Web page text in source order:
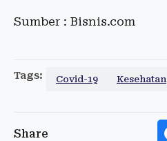
Sumber : Bisnis.com
Tags: Covid-19 Kesehatan
Share